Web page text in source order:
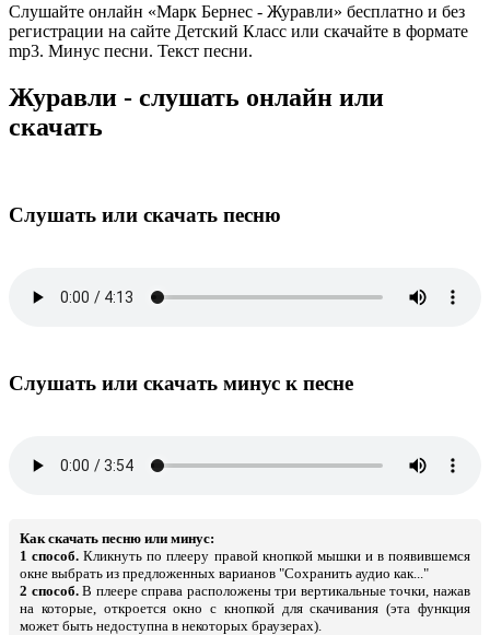
Слушайте онлайн «Марк Бернес - Журавли» бесплатно и без
регистрации на сайте Детский Класс или скачайте в формате
mp3. Минус песни. Текст песни.
Журавли - слушать онлайн или
скачать
Слушать или скачать песню
Слушать или скачать минус к песне
Как скачать песню или минус:
1 способ. Кликнуть по плееру правой кнопкой мышки и в появившемся
окне выбрать из предложенных варианов "Сохранить аудио как..."
2 способ.В плеере справа расположены три вертикальные точки, нажав
на которые, откроется окно с кнопкой для скачивания (эта функция
может быть недоступна в некоторых браузерах).